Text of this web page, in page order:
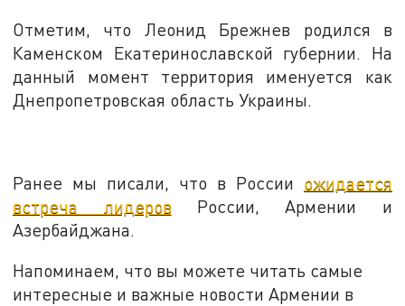
Отметим, что Леонид Брежнев родился в
Каменском Екатеринославской губернии. На
данный момент территория именуется как
Днепропетровская область Украины.
Ранее мы писали, что в России ожидается
встреча лидеров России, Армении и
Азербайджана.
Напоминаем, что вы можете читать самые
интересные и важные новости Армении в